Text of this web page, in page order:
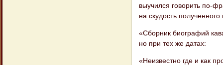
выучился говорить по-
на скудость
«Сборник биографий
но при тех же датах:
«Неизвестно где и как